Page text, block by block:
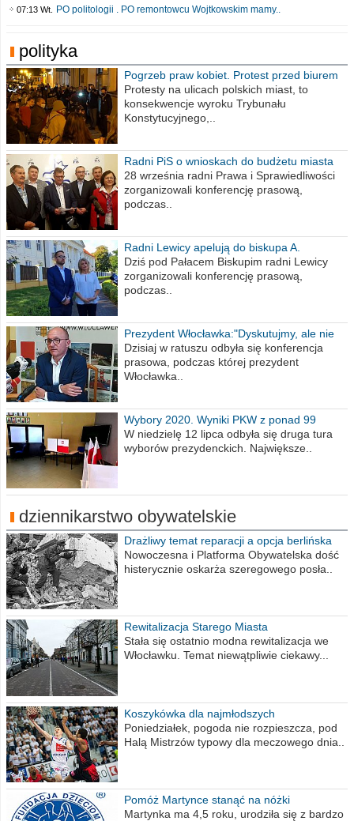
07:13 Wt. PO politologii . PO remontowcu Wojtkowskim mamy..
polityka
Pogrzeb praw kobiet. Protest przed biurem
poselskim PiS
Protesty na ulicach polskich miast, to
konsekwencje wyroku Trybunału
Konstytucyjnego,..
Radni PiS o wnioskach do budżetu miasta
na 2021 rok
28 września radni Prawa i Sprawiedliwości
zorganizowali konferencję prasową,
podczas..
Radni Lewicy apelują do biskupa A.
Wiesława Meringa
Dziś pod Pałacem Biskupim radni Lewicy
zorganizowali konferencję prasową,
podczas..
Prezydent Włocławka:"Dyskutujmy, ale nie
obrażajmy się”
Dzisiaj w ratuszu odbyła się konferencja
prasowa, podczas której prezydent
Włocławka..
Wybory 2020. Wyniki PKW z ponad 99
procent obwodów
W niedzielę 12 lipca odbyła się druga tura
wyborów prezydenckich. Największe..
dziennikarstwo obywatelskie
Drażliwy temat reparacji a opcja berlińska
Nowoczesna i Platforma Obywatelska dość
histerycznie oskarża szeregowego posła..
Rewitalizacja Starego Miasta
Stała się ostatnio modna rewitalizacja we
Włocławku. Temat niewątpliwie ciekawy...
Koszykówka dla najmłodszych
Poniedziałek, pogoda nie rozpieszcza, pod
Halą Mistrzów typowy dla meczowego dnia..
Pomóż Martynce stanąć na nóżki
Martynka ma 4,5 roku, urodziła się z bardzo